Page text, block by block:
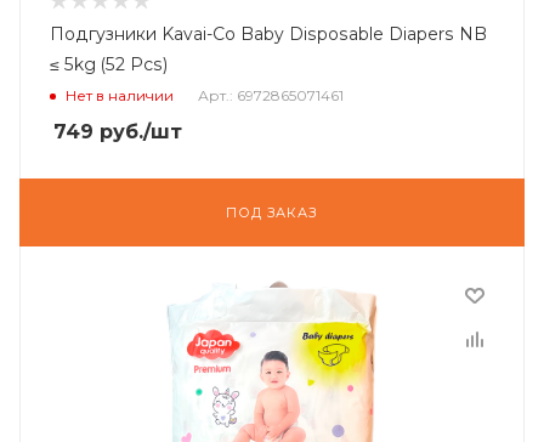
Подгузники Kavai-Co Baby Disposable Diapers NB
≤ 5kg (52 Pcs)
Нет в наличии Арт.: 6972865071461
749 руб./шт
ПОД ЗАКАЗ